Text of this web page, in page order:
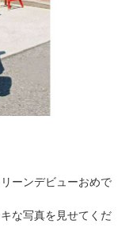
ーンデビューおめで
な写真を見せてくだ